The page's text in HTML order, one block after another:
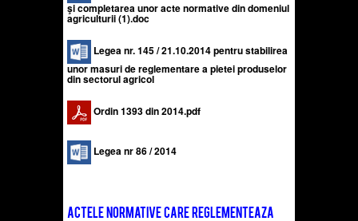
şi completarea unor acte normative din domeniul
agriculturii (1).doc
Legea nr. 145 / 21.10.2014 pentru stabilirea
unor masuri de reglementare a pietei produselor
din sectorul agricol
Ordin 1393 din 2014.pdf
Legea nr 86 / 2014
Actele normative care reglementeaza